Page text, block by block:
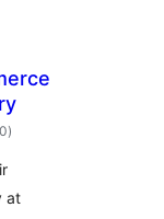
totale
bedømmelser
)
at